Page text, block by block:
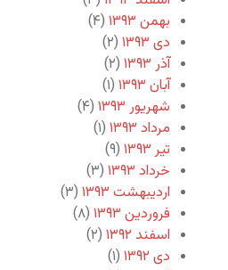
بهمن ۱۳۹۳
(۴)
دی ۱۳۹۳
(۲)
آذر ۱۳۹۳
(۲)
آبان ۱۳۹۳
(۱)
شهریور ۱۳۹۳
(۴)
مرداد ۱۳۹۳
(۱)
تیر ۱۳۹۳
(۹)
خرداد ۱۳۹۳
(۳)
اردیبهشت ۱۳۹۳
(۳)
فروردین ۱۳۹۳
(۸)
اسفند ۱۳۹۲
(۲)
دی ۱۳۹۲
(۱)